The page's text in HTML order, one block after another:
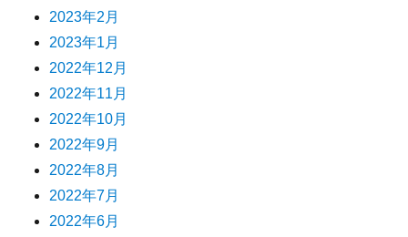
2023年2月
2023年1月
2022年12月
2022年11月
2022年10月
2022年9月
2022年8月
2022年7月
2022年6月